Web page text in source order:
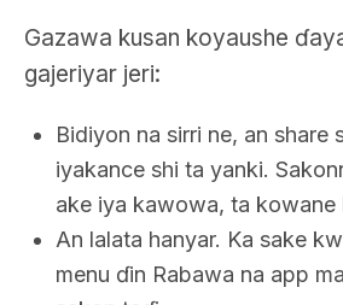
Gazawa kusan koyaushe
gajeriyar jeri:
Bidiyon na sirri ne, an share
iyakance shi ta yanki.
ake iya kawowa, ta kowane
An lalata hanyar. Ka sake
menu ɗin Rabawa na app